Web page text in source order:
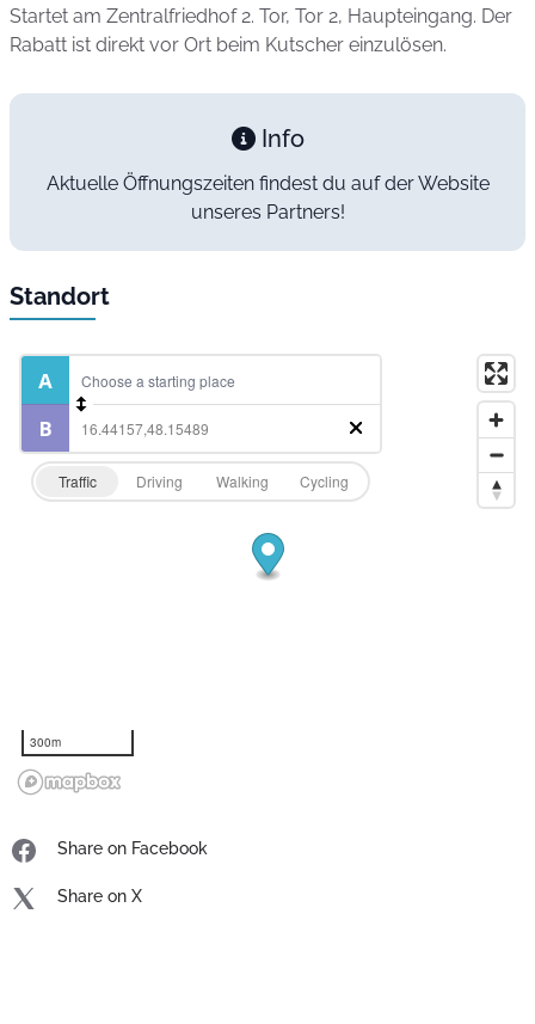
Startet am Zentralfriedhof 2. Tor, Tor 2, Haupteingang. Der
Rabatt ist direkt vor Ort beim Kutscher einzulösen.
Info
Aktuelle Öffnungszeiten findest du auf der Website
unseres Partners!
Standort
Traffic Driving Walking Cycling
300m
Share on Facebook
Share on X